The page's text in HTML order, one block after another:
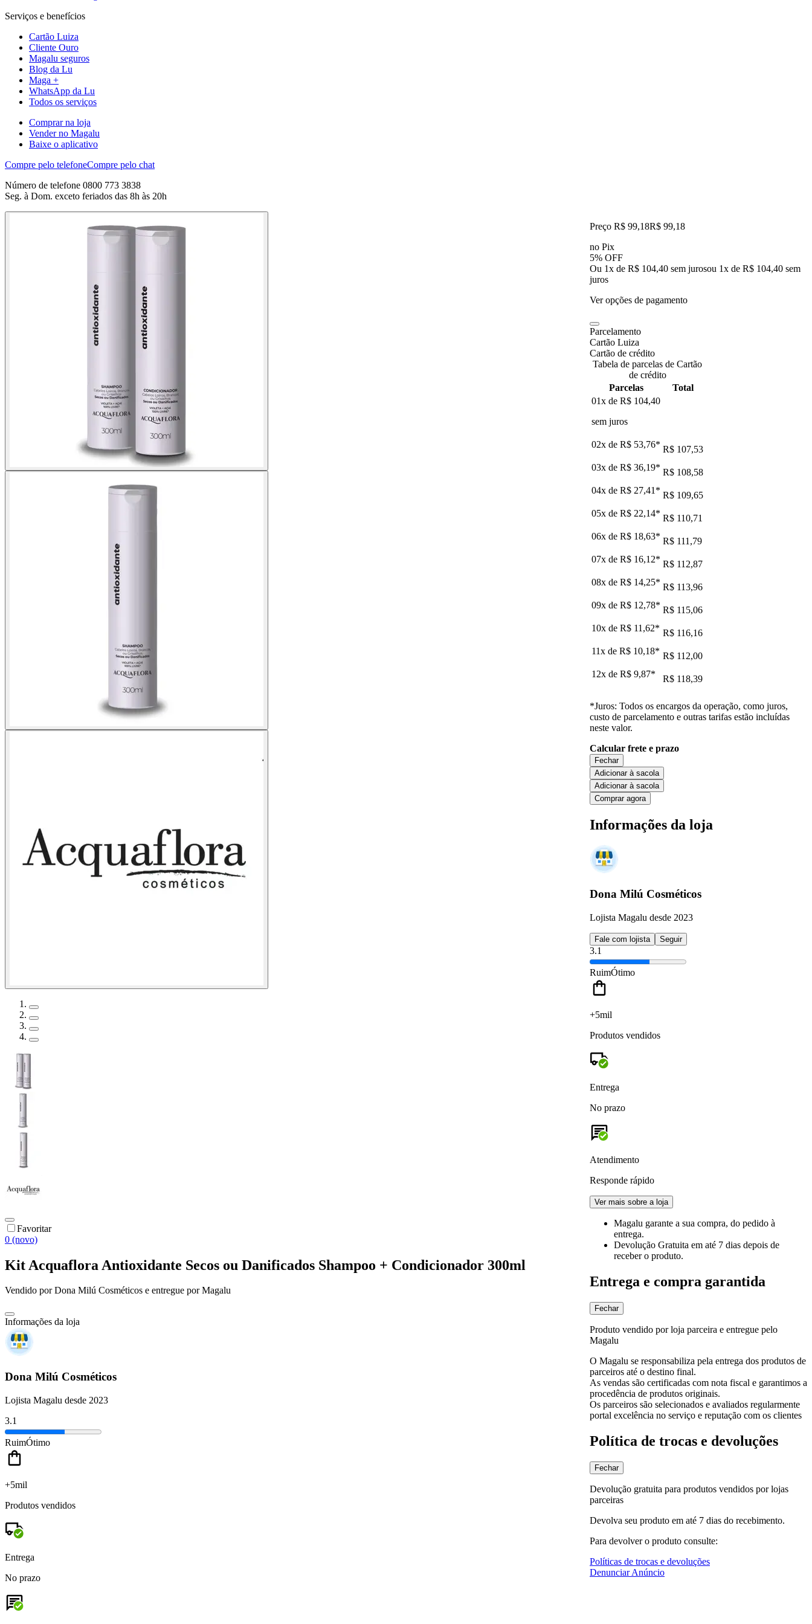
Serviços e benefícios
Cartão Luiza
Cliente Ouro
Magalu seguros
Blog da Lu
Maga +
WhatsApp da Lu
Todos os serviços
Comprar na loja
Vender no Magalu
Baixe o aplicativo
Compre pelo telefoneCompre pelo chat
Número de telefone 0800 773 3838
Seg. à Dom. exceto feriados das 8h às 20h
Favoritar
0 (novo)
Kit Acquaflora Antioxidante Secos ou Danificados Shampoo + Condicionador 300ml
Vendido porDona Milú Cosméticos e entregue por Magalu
Informações da loja
Dona Milú Cosméticos
Lojista Magalu desde 2023
3.1
RuimÓtimo
+5mil
Produtos vendidos
Entrega
No prazo
Preço R$ 99,18R$ 99,18
no Pix
5% OFF
Ou 1x de R$ 104,40 sem jurosou 1x de R$ 104,40 sem
juros
Ver opções de pagamento
Parcelamento
Cartão Luiza
Cartão de crédito
Tabela de parcelas de Cartão
de crédito
Parcelas
Total
01x de R$ 104,40
sem juros
02x de R$ 53,76* R$ 107,53
03x de R$ 36,19* R$ 108,58
04x de R$ 27,41 * R$ 109,65
05x de R$ 22,14* R$ 110,71
06x de R$ 18,63* R$ 111,79
07x de R$ 16,12* R$ 112,87
08x de R$ 14,25* R$ 113,96
09x de R$ 12,78* R$ 115,06
10x de R$ 11,62* R$ 116,16
11x de R$ 10,18* R$ 112,00
12x de R$ 9,87* R$ 118,39
*Juros: Todos os encargos da operação, como juros,
custo de parcelamento e outras tarifas estão incluídas
neste valor.
Calcular frete e prazo
Fechar
Adicionar à sacola
Adicionar à sacola
Comprar agora
Informações da loja
Dona Milú Cosméticos
Lojista Magalu desde 2023
Fale com lojista Seguir
3.1
RuimÓtimo
+5mil
Produtos vendidos
Entrega
No prazo
Atendimento
Responde rápido
Ver mais sobre a loja
Magalu garante a sua compra, do pedido à
entrega.
Devolução Gratuita em até 7 dias depois de
receber o produto.
Entrega e compra garantida
Fechar
Produto vendido por loja parceira e entregue pelo
Magalu
O Magalu se responsabiliza pela entrega dos produtos de
parceiros até o destino final.
As vendas são certificadas com nota fiscal e garantimos a
procedência de produtos originais.
Os parceiros são selecionados e avaliados regularmente
portal excelência no serviço e reputação com os clientes
Política de trocas e devoluções
Fechar
Devolução gratuita para produtos vendidos por lojas
parceiras
Devolva seu produto em até 7 dias do recebimento.
Para devolver o produto consulte:
Políticas de trocas e devoluções
Denunciar Anúncio